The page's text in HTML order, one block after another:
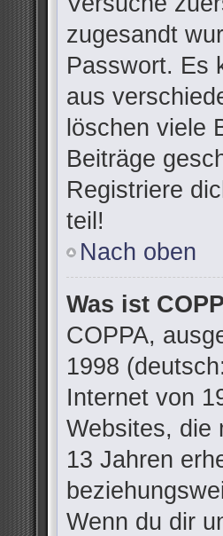
zugesandt
Passwort. Es
aus
löschen viele
Beiträge
Registriere
teil!
Nach oben
Was ist
COPPA,
1998
Internet von
Websites, die
13 Jahren
Wenn du dir